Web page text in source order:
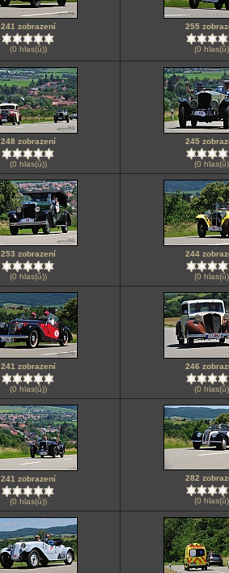
241 zobrazení
(0 hlas(ů))
255
(0
248 zobrazení
(0 hlas(ů))
245
(0
253 zobrazení
(0 hlas(ů))
244
(0
241 zobrazení
(0 hlas(ů))
246
(0
241 zobrazení
(0 hlas(ů))
282
(0